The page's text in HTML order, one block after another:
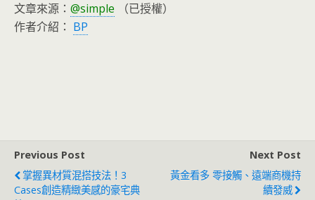
文章來源： @simple （已授權）
作者介紹： BP
Previous Post
掌握異材質混搭技法！3
Cases創造精緻美感的豪宅典
Next Post
黃金看多 零接觸、遠端商機持
續發威